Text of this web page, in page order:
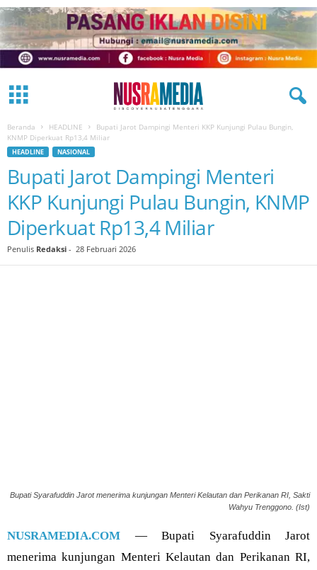
Beranda HEADLINE
Bupati Jarot Dampingi Menteri KKP Kunjungi Pulau Bungin,
KNMP Diperkuat Rp13,4 Miliar
HEADLINE NASIONAL
Bupati Jarot Dampingi Menteri
KKP Kunjungi Pulau Bungin, KNMP
Diperkuat Rp13,4 Miliar
Penulis Redaksi - 28 Februari 2026
Bupati Syarafuddin Jarot menerima kunjungan Menteri Kelautan dan Perikanan RI, Sakti
Wahyu Trenggono. (Ist)
NUSRAMEDIA.COM — Bupati Syarafuddin Jarot
menerima kunjungan Menteri Kelautan dan Perikanan RI,